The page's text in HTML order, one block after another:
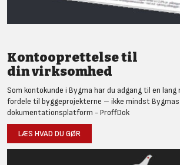
Kontooprettelse til
din virksomhed
Som kontokunde i Bygma har du adgang til en
fordele til byggeprojekterne – ikke mindst Bygmas
dokumentationsplatform - ProffDok
LÆS HVAD DU GØR